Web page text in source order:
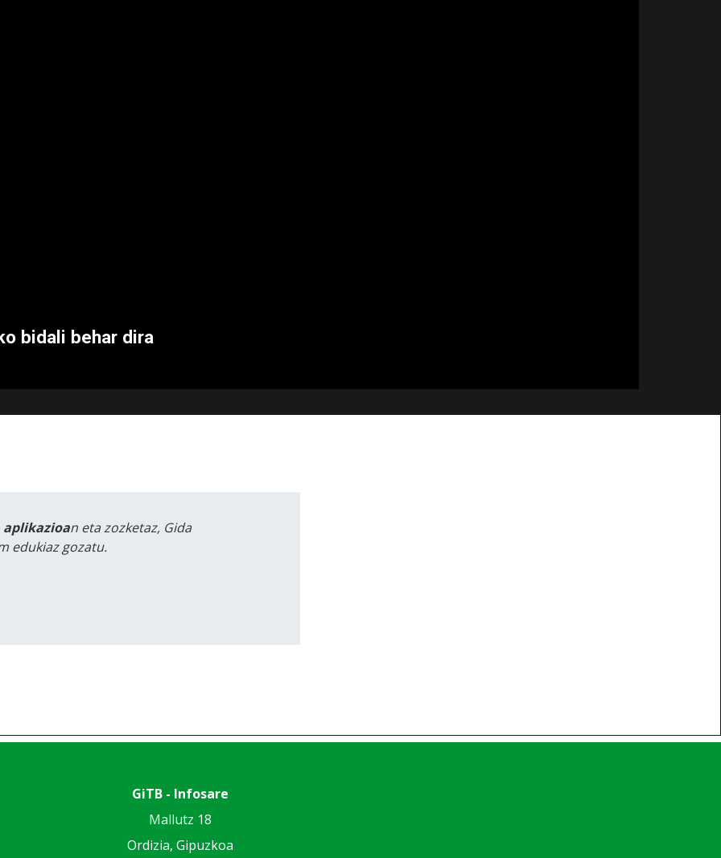
bidali behar dira
aplikazioan eta zozketaz, Gida
edukiaz gozatu.
GiTB - Infosare
Mallutz 18
Ordizia, Gipuzkoa